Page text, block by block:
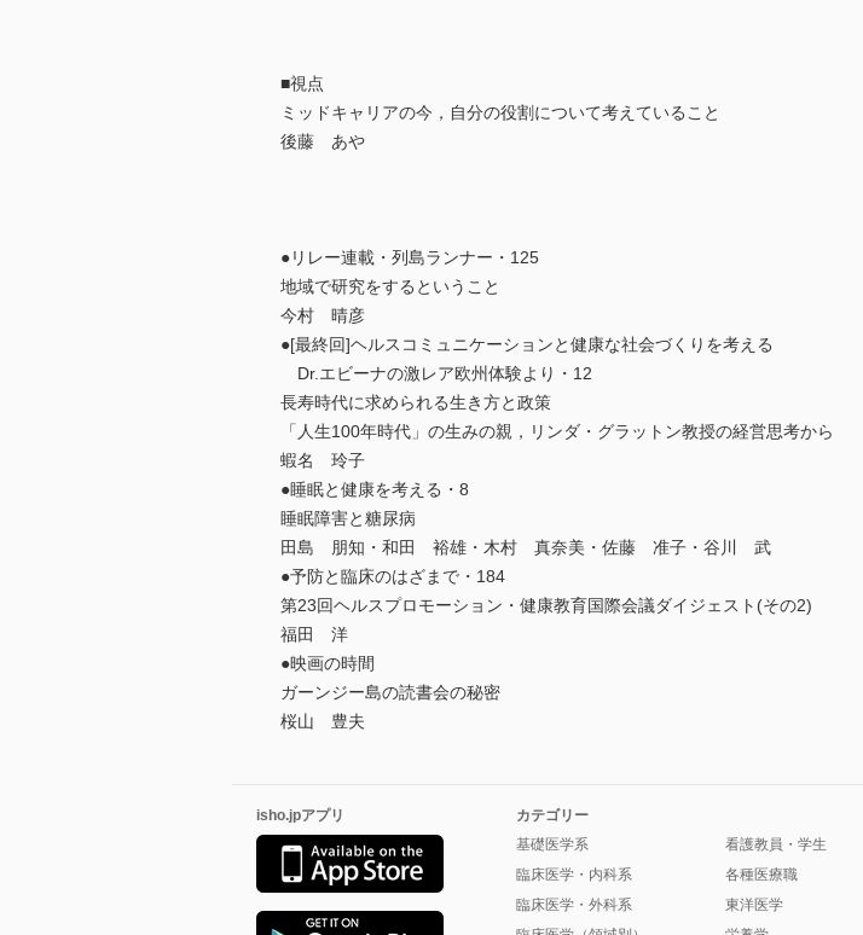
■視点
ミッドキャリアの今，自分の役割について考えていること
後藤 あや
●リレー連載・列島ランナー・125
地域で研究をするということ
今村 晴彦
●[最終回]ヘルスコミュニケーションと健康な社会づくりを考える
Dr.エビーナの激レア欧州体験より・12
長寿時代に求められる生き方と政策
「人生100年時代」の生みの親，リンダ・グラットン教授の経営思考から
蝦名 玲子
●睡眠と健康を考える・8
睡眠障害と糖尿病
田島 朋知・和田 裕雄・木村 真奈美・佐藤 准子・谷川 武
●予防と臨床のはざまで・184
第23回ヘルスプロモーション・健康教育国際会議ダイジェスト(その2)
福田 洋
●映画の時間
ガーンジー島の読書会の秘密
桜山 豊夫
isho.jpアプリ
カテゴリー
基礎医学系
臨床医学・内科系
臨床医学・外科系
看護教員・学生
各種医療職
東洋医学